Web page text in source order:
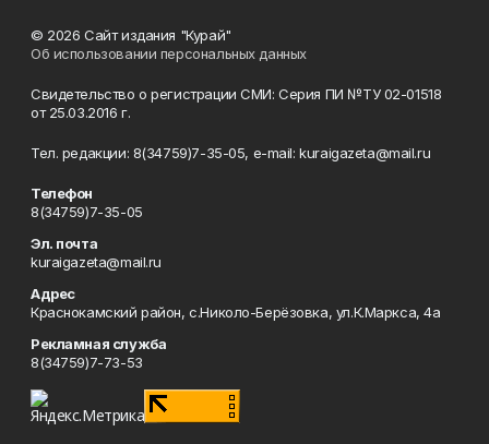
© 2026 Сайт издания "Курай"
Об использовании персональных данных
Свидетельство о регистрации СМИ: Серия ПИ №ТУ 02-01518
от 25.03.2016 г.
Тел. редакции: 8(34759)7-35-05, e-mail: kuraigazeta@mail.ru
Телефон
8(34759)7-35-05
Эл. почта
kuraigazeta@mail.ru
Адрес
Краснокамский район, с.Николо-Берёзовка, ул.К.Маркса, 4а
Рекламная служба
8(34759)7-73-53